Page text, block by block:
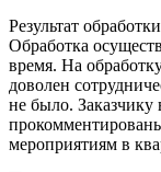
Результат
Обработка
время. На
доволен
не было.
мероприятиям в